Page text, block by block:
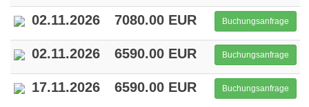
02.11.2026 7080.00 EUR Buchungsanfrage
02.11.2026 6590.00 EUR Buchungsanfrage
17.11.2026 6590.00 EUR Buchungsanfrage